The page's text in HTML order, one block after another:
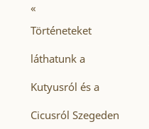
«
Történeteket
láthatunk a
Kutyusról és a
Cicusról Szegeden